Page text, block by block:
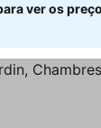
ver os